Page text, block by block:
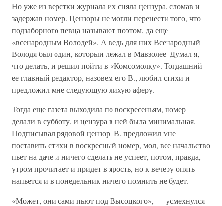
Но уже из верстки журнала их сняла цензура, сломав и
задержав номер. Цензоры не могли перенести того, что
подзаборного певца называют поэтом, да еще
«всенародным Володей». А ведь для них Всенародный
Володя был один, который лежал в Мавзолее. Думал я,
что делать, и решил пойти в «Комсомолку». Тогдашний
ее главный редактор, назовем его В., любил стихи и
предложил мне следующую лихую аферу.
Тогда еще газета выходила по воскресеньям, номер
делали в субботу, и цензура в ней была минимальная.
Подписывал рядовой цензор. В. предложил мне
поставить стихи в воскресный номер, мол, все начальство
пьет на даче и ничего сделать не успеет, потом, правда,
утром прочитает и придет в ярость, но к вечеру опять
напьется и в понедельник ничего помнить не будет.
«Может, они сами пьют под Высоцкого», — усмехнулся